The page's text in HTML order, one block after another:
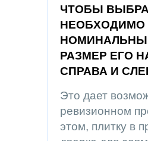
ЧТОБЫ
НЕОБХОДИМО
РАЗМЕР ЕГО
СПРАВА И
Это дает
ревизионном
этом, плитку в